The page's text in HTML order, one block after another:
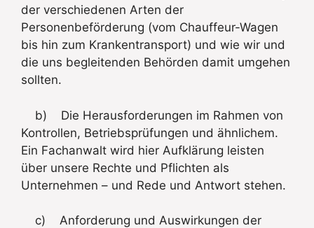
der verschiedenen Arten der
Personenbeförderung (vom Chauffeur-Wagen
bis hin zum Krankentransport) und wie wir und
die uns begleitenden Behörden damit umgehen
sollten.
b) Die Herausforderungen im Rahmen von
Kontrollen, Betriebsprüfungen und ähnlichem.
Ein Fachanwalt wird hier Aufklärung leisten
über unsere Rechte und Pflichten als
Unternehmen – und Rede und Antwort stehen.
c) Anforderung und Auswirkungen der